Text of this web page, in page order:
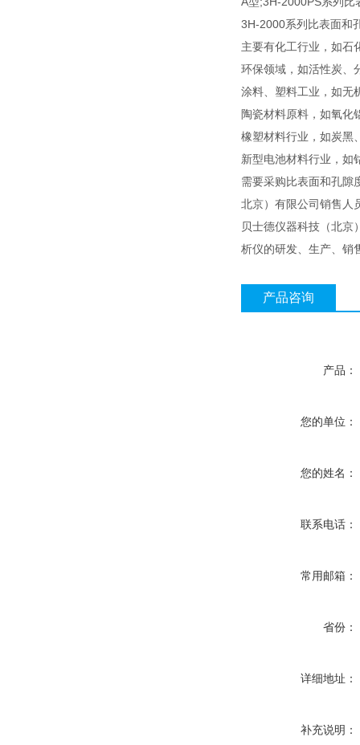
3H-2000系列比表面和
主要有化工行业，如石
环保领域，如活性炭、
涂料、塑料工业，如无
陶瓷材料原料，如氧化
橡塑材料行业，如炭黑
新型电池材料行业，如
需要采购比表面和孔隙
北京）有限公司销售人
贝士德仪器科技（北京
析仪的研发、生产、销
产品咨询
产品：
您的单位：
您的姓名：
联系电话：
常用邮箱：
省份：
详细地址：
补充说明：